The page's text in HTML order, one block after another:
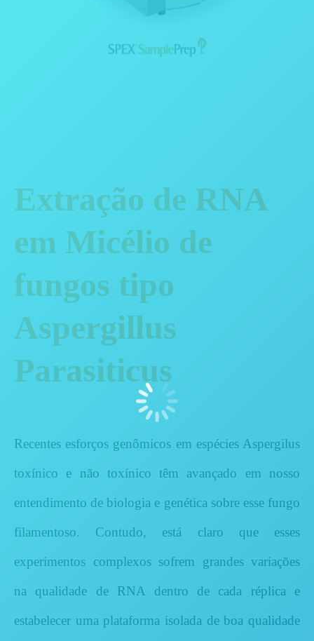
Extração de RNA
em Micélio de
fungos tipo
Aspergillus
Parasiticus
Recentes esforços genômicos em espécies Aspergilus
toxínico e não toxínico têm avançado em nosso
entendimento de biologia e genética sobre esse fungo
filamentoso. Contudo, está claro que esses
experimentos complexos sofrem grandes variações
na qualidade de RNA dentro de cada réplica e
estabelecer uma plataforma isolada de boa qualidade